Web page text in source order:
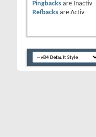
Pingbacks are
Inactiv
Refbacks are Activ